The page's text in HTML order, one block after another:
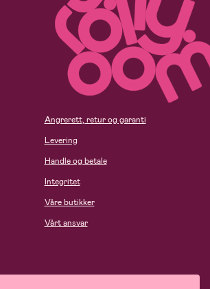
Angrerett, retur og garanti
Levering
Handle og betale
Integritet
Våre butikker
Vårt ansvar